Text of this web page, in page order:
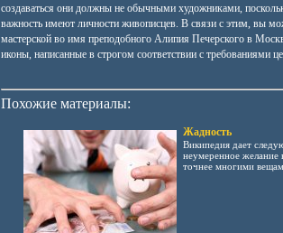
создаваться они должны не обычными художниками,
важность имеют личности живописцев. В связи с этим, вы
мастерской во имя преподобного Алипия Печерского в
иконы, написанные в строгом соответствии с требованиями
Похожие материалы:
Жадность
Википедия дает
неумеренное желание
точнее многими